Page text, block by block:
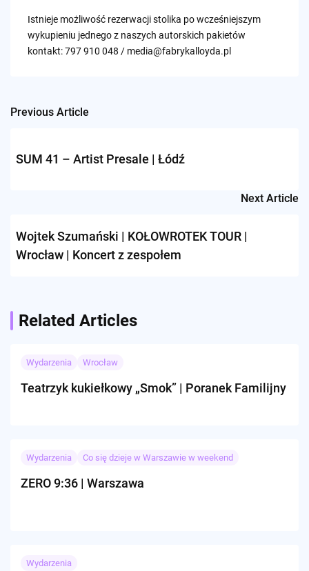
Istnieje możliwość rezerwacji stolika po wcześniejszym
wykupieniu jednego z naszych autorskich pakietów
kontakt: 797 910 048 / media@fabrykalloyda.pl
Post
Previous Article
SUM 41 – Artist Presale | Łódź
Next Article
Wojtek Szumański | KOŁOWROTEK TOUR |
Wrocław | Koncert z zespołem
Related Articles
Wydarzenia Wrocław
Teatrzyk kukiełkowy „Smok” | Poranek Familijny
Wydarzenia Co się dzieje w Warszawie w weekend
ZERO 9:36 | Warszawa
Wydarzenia